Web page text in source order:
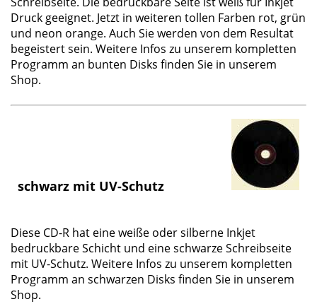
Druck geeignet. Jetzt in weiteren tollen Farben rot, grün
und neon orange. Auch Sie werden von dem Resultat
begeistert sein. Weitere Infos zu unserem kompletten
Programm an bunten Disks finden Sie in unserem
Shop.
schwarz mit UV-Schutz
Diese CD-R hat eine weiße oder silberne Inkjet
bedruckbare Schicht und eineschwarze Schreibseite
mit UV-Schutz. Weitere Infos zu unserem kompletten
Programm an schwarzen Disks finden Sie in unserem
Shop.